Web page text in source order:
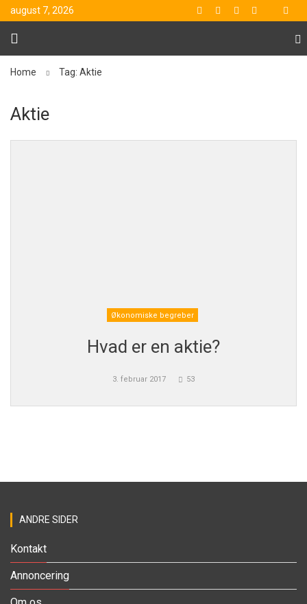
august 7, 2026
Home Tag: Aktie
Aktie
Økonomiske begreber
Hvad er en aktie?
3. februar 2017 53
ANDRE SIDER
Kontakt
Annoncering